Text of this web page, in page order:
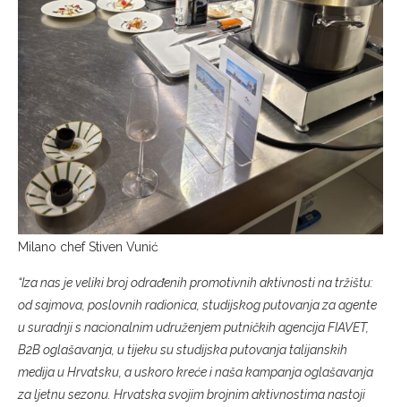
Milano chef Stiven Vunić
“Iza nas je veliki broj odrađenih promotivnih aktivnosti na tržištu:
od sajmova, poslovnih radionica, studijskog putovanja za agente
u suradnji s nacionalnim udruženjem putničkih agencija FIAVET,
B2B oglašavanja, u tijeku su studijska putovanja talijanskih
medija u Hrvatsku, a uskoro kreće i naša kampanja oglašavanja
za ljetnu sezonu. Hrvatska svojim brojnim aktivnostima nastoji